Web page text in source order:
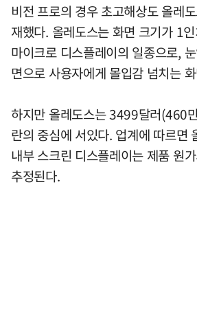
비전 프로의 경우 초고해상도 올레
재했다. 올레도스는 화면 크기가 1
마이크로 디스플레이의 일종으로,
면으로 사용자에게 몰입감 넘치는
하지만 올레도스는 3499달러(460
란의 중심에 서있다. 업계에 따르면
내부 스크린 디스플레이는 제품 원
추정된다.